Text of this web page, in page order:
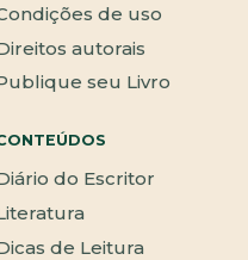
de uso
autorais
seu Livro
do Escritor
de Leitura